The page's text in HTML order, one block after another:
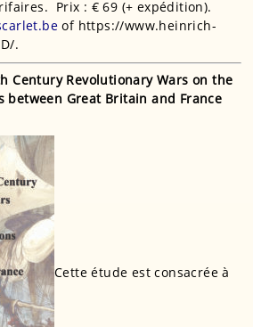
Prix : € 69 (+ expédition).
of https://www.heinrich-
.
Century Revolutionary Wars on the
between Great Britain and France
Cette étude est consacrée à